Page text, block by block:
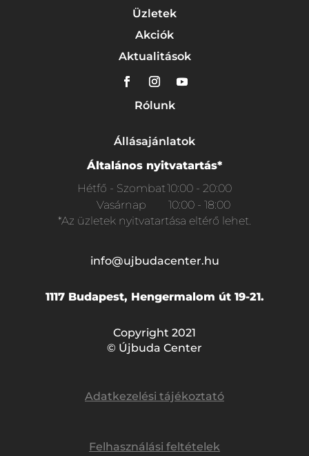
Üzletek
Akciók
Aktualitások
Rólunk
Állásajánlatok
Általános nyitvatartás*
Hétfő - Szombat10:00 - 20:00
Vasárnap
10:00 - 18:00
*Az üzletek nyitvatartása eltérő lehet.
info@ujbudacenter.hu
1117 Budapest, Hengermalom út 19-21.
Copyright 2021
© Újbuda Center
Adatkezelési tájékoztató
Felhasználási feltételek